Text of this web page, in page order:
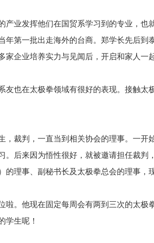
产业发挥他们在国贸系学习到的专业，
年第一批出走海外的台商。郑学长先后
企业培养实力与见闻后，开启和家人一
友也在太极拳领域有很好的表现。接触
，裁判，一直当到相关协会的理事。一
。后来因为悟性很好，就被邀请担任裁
的理事、副秘书长及太极拳总会的理事
啦。他现在固定每周会有两到三次的太
学生呢！